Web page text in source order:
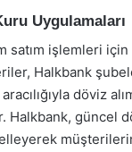
Uygulamaları
satım işlemleri
Halkbank
döviz
güncel